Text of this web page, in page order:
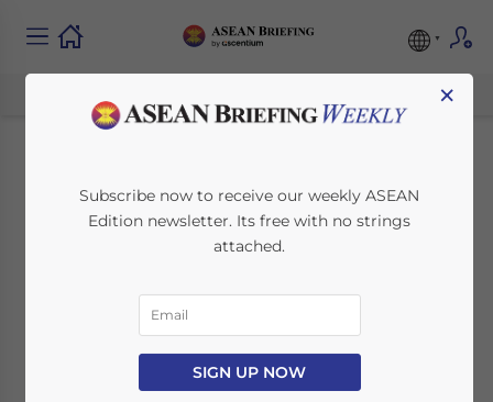
China – Pakistan
Korridor
Bei dem ersten Staatsbesuch des
×
Subscribe now to receive our weekly ASEAN
Edition newsletter. Its free with no strings
attached.
SIGN UP NOW